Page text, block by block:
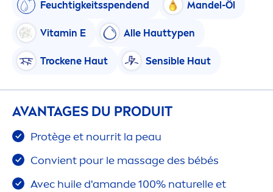
Feuchtigkeitsspendend Mandel-Öl
Vitamin E Alle Hauttypen
Trockene Haut Sensible Haut
AVANTAGES DU PRODUIT
Protège et nourrit la peau
Convient pour le massage des bébés
Avec huile d'amande 100% naturelle et